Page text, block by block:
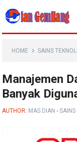
Blog Dian Gemilang
HOME SAINS
Manajemen
Banyak
AUTHOR: MAS DIAN -SAINS